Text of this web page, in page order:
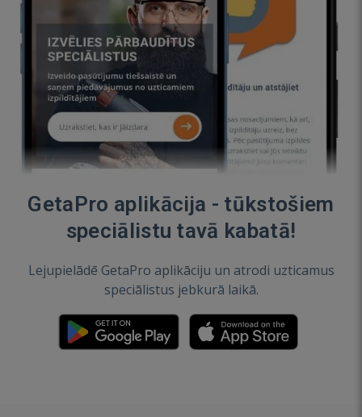
GetaPro aplikācija - tūkstošiem
speciālistu tavā kabatā!
Lejupielādē GetaPro aplikāciju un atrodi uzticamus
speciālistus jebkurā laikā.